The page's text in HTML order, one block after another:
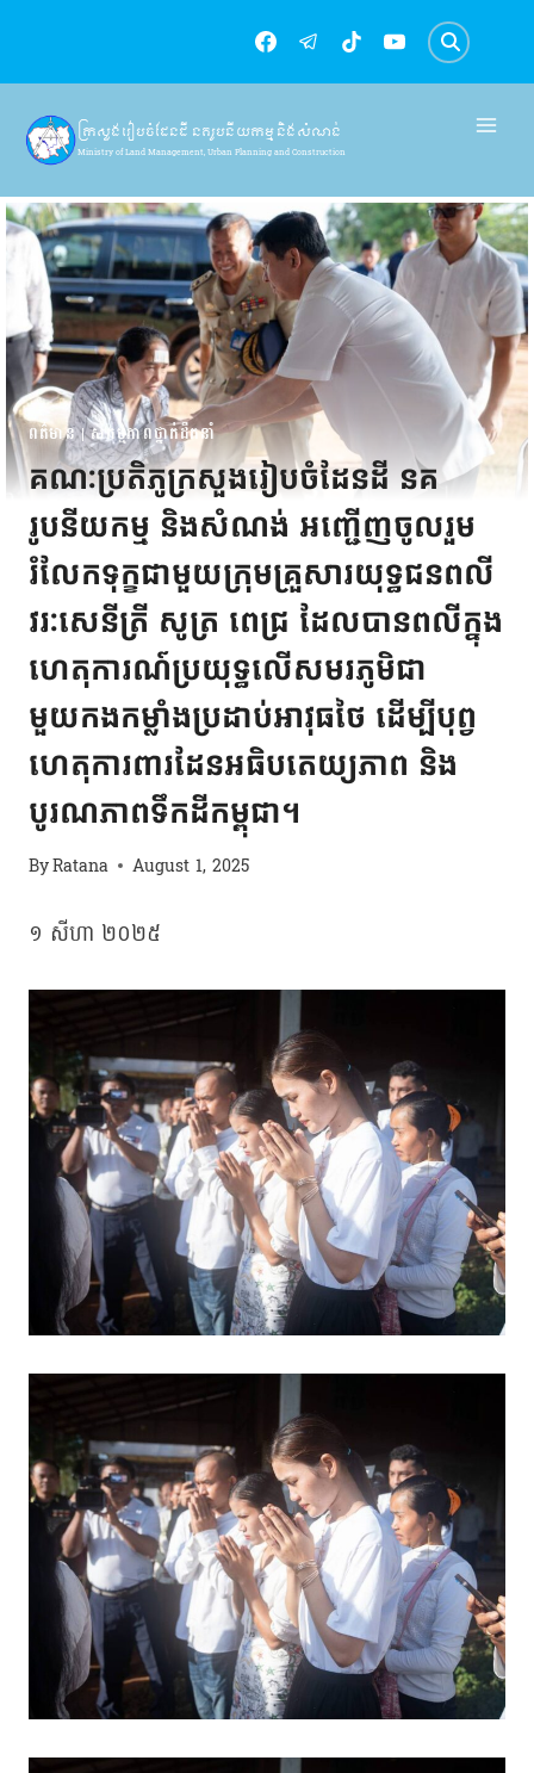
content
ក្រសួងរៀបចំដែនដី នគរូបនីយកម្ម និងសំណង់
Ministry of Land Management, Urban Planning and Construction
ពត៌មាន|សកម្មភាពថ្នាក់ដឹកនាំ
គណៈប្រតិភូក្រសួងរៀបចំដែនដី នគ
រូបនីយកម្ម និងសំណង់ អញ្ជើញចូលរួម
រំលែកទុក្ខជាមួយក្រុមគ្រួសារ​​យុទ្ធជនពលី​
វរៈសេនីត្រី សូត្រ ពេជ្រ ដែលបានពលីក្នុង
ហេតុការណ៍ប្រយុទ្ធលេីសមរភូមិជា
មួយកងកម្លាំងប្រដាប់អាវុធថៃ ដេីម្បីបុព្វ
ហេតុការពារដែនអធិបតេយ្យភាព និង
បូរណភាពទឹកដីកម្ពុជា។
ByRatana August 1, 2025
១ សីហា​ ២០២៥